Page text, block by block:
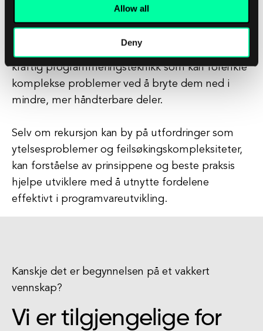
Allow all
Deny
problemer og feil. Avslutningsvis er rekursjon en
kraftig programmeringsteknikk som kan forenkle
komplekse problemer ved å bryte dem ned i
mindre, mer håndterbare deler.
Selv om rekursjon kan by på utfordringer som
ytelsesproblemer og feilsøkingskompleksiteter,
kan forståelse av prinsippene og beste praksis
hjelpe utviklere med å utnytte fordelene
effektivt i programvareutvikling.
Kanskje det er begynnelsen på et vakkert
vennskap?
Vi er tilgjengelige for